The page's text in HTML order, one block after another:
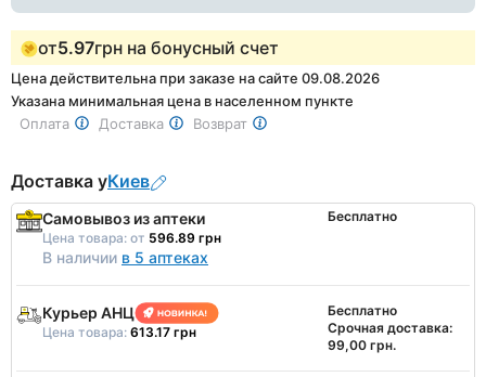
от5.97грн на бонусный счет
Цена действительна при заказе на сайте 09.08.2026
Указана минимальная цена в населенном пункте
Оплата
Доставка Возврат
Доставка уКиев
Самовывоз из аптеки
Цена товара: от 596.89 грн
В наличии в 5 аптеках
Бесплатно
Курьер АНЦ
Цена товара: 613.17 грн
Бесплатно
Срочная доставка:
99,00 грн.